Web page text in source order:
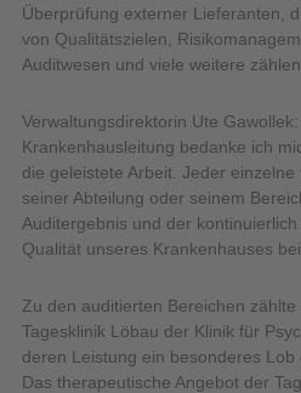
Überprüfung externer Lieferanten,
von Qualitätszielen,
Auditwesen und viele weitere zählen.
Verwaltungsdirektorin Ute
Krankenhausleitung bedanke ich
die geleistete Arbeit. Jeder
seiner Abteilung oder seinem
Auditergebnis und der
Qualität unseres Krankenhauses
Zu den auditierten Bereichen
Tagesklinik Löbau der Klinik für
deren Leistung ein besonderes Lob
Das therapeutische Angebot der